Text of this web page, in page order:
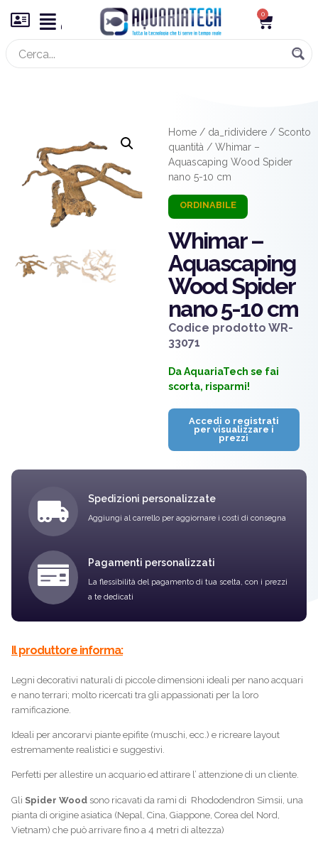
0
Home/ da_ridividere/ Sconto
quantità/ Whimar –
Aquascaping Wood Spider
nano 5-10 cm
Whimar –
Aquascaping
Wood Spider
nano 5-10 cm
Codice prodotto WR-
33071
Da AquariaTech se fai
scorta, risparmi!
Accedi o registrati
per visualizzare i
prezzi
Spedizioni personalizzate
Aggiungi al carrello per aggiornare i costi di consegna
Pagamenti personalizzati
La flessibilità del pagamento di tua scelta, con i prezzi
a te dedicati
Il produttore informa:
Legni decorativi naturali di piccole dimensioni ideali per nano acquari
e nano terrari; molto ricercati tra gli appassionati per la loro
ramificazione.
Ideali per ancorarvi piante epifite (muschi, ecc.) e ricreare layout
estremamente realistici e suggestivi.
Perfetti per allestire un acquario ed attirare l’ attenzione di un cliente.
Gli Spider Wood sono ricavati da rami di Rhododendron Simsii, una
pianta di origine asiatica (Nepal, Cina, Giappone, Corea del Nord,
Vietnam) che può arrivare fino a 4 metri di altezza)